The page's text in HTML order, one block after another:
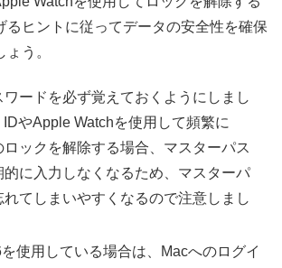
るヒントに従ってデータの安全性を確保
う。
ワードを必ず覚えておくようにしまし
IDやApple Watchを使用して頻繁に
ックを解除する場合、マスターパス
的に入力しなくなるため、マスターパ
れてしまいやすくなるので注意しまし
使用している場合は、Macへのログイ